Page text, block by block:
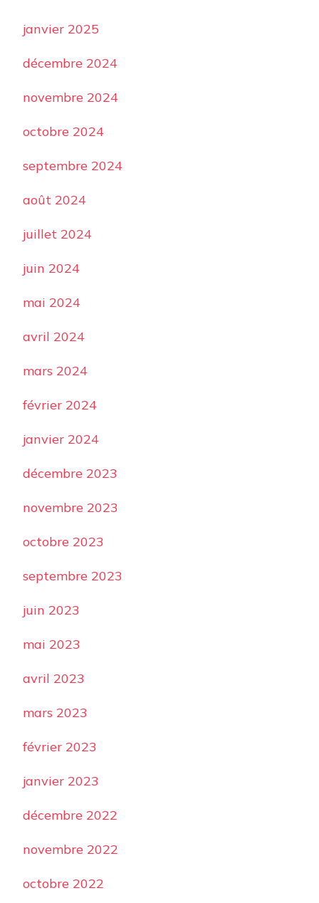
janvier 2025
décembre 2024
novembre 2024
octobre 2024
septembre 2024
août 2024
juillet 2024
juin 2024
mai 2024
avril 2024
mars 2024
février 2024
janvier 2024
décembre 2023
novembre 2023
octobre 2023
septembre 2023
juin 2023
mai 2023
avril 2023
mars 2023
février 2023
janvier 2023
décembre 2022
novembre 2022
octobre 2022